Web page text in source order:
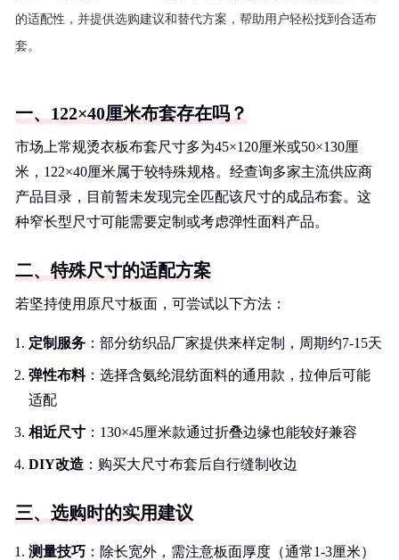
的适配性，并提供选购建议和替代方案，帮助用户轻松找到合适布
套。
一、122×40厘米布套存在吗？
市场上常规烫衣板布套尺寸多为45×120厘米或50×130厘
米，122×40厘米属于较特殊规格。经查询多家主流供应商
产品目录，目前暂未发现完全匹配该尺寸的成品布套。这
种窄长型尺寸可能需要定制或考虑弹性面料产品。
二、特殊尺寸的适配方案
若坚持使用原尺寸板面，可尝试以下方法：
定制服务 ：部分纺织品厂家提供来样定制，周期约7-15天
弹性布料：选择含氨纶混纺面料的通用款，拉伸后可能
适配
相近尺寸 ：130×45厘米款通过折叠边缘也能较好兼容
DIY改造 ：购买大尺寸布套后自行缝制收边
三、选购时的实用建议
测量技巧 ：除长宽外，需注意板面厚度（通常1-3厘米）